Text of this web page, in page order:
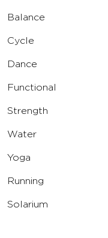
Balance
Cycle
Dance
Functional
Strength
Water
Yoga
Running
Solarium